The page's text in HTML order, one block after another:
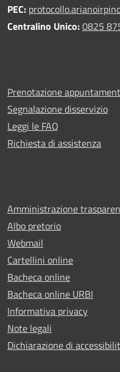
PEC:
Centralino Unico:0825
Prenotazione
Segnalazione disservizio
Leggi le FAQ
Richiesta di assistenza
Amministrazione
Albo pretorio
Webmail
Cartellini online
Bacheca online
Bacheca online URBI
Informativa privacy
Note legali
Dichiarazione di